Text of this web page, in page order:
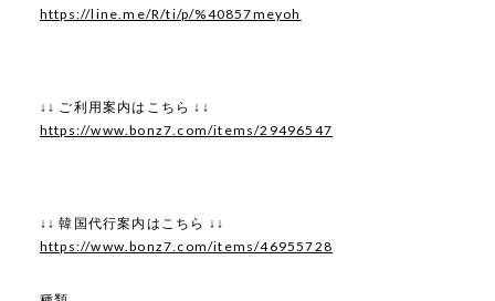
https://line.me/R/ti/p/%40857meyoh
↓↓ ご利用案内はこちら ↓↓
https://www.bonz7.com/items/29496547
↓↓ 韓国代行案内はこちら ↓↓
https://www.bonz7.com/items/46955728